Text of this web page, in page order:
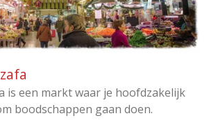
is een markt waar je hoofdzakelijk
boodschappen gaan doen.